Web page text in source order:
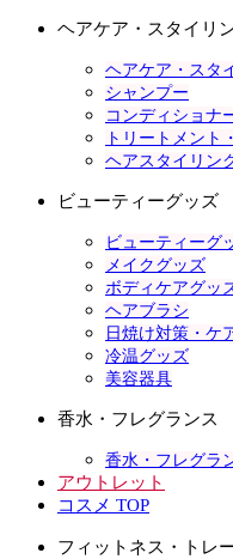
ヘアケア・スタイリ
ヘアケア・スタ
シャンプー
コンディショナ
トリートメント
ヘアスタイリン
ビューティーグッズ
ビューティーグ
メイクグッズ
ボディケアグッ
ヘアブラシ
日焼け対策・ケ
冷温グッズ
美容器具
香水・フレグランス
香水・フレグラ
アウトレット
コスメ TOP
フィットネス・トレ